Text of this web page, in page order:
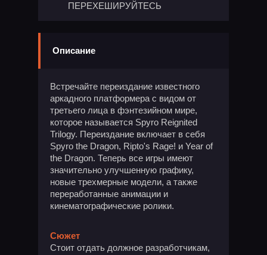
ПЕРЕХЕШИРУЙТЕСЬ
Описание
Встречайте переиздание известного
аркадного платформера с видом от
третьего лица в фэнтезийном мире,
которое называется Spyro Reignited
Trilogy. Переиздание включает в себя
Spyro the Dragon, Ripto's Rage! и Year of
the Dragon. Теперь все игры имеют
значительно улучшенную графику,
новые трехмерные модели, а также
переработанные анимации и
кинематографические ролики.
Сюжет
Стоит отдать должное разработчикам,